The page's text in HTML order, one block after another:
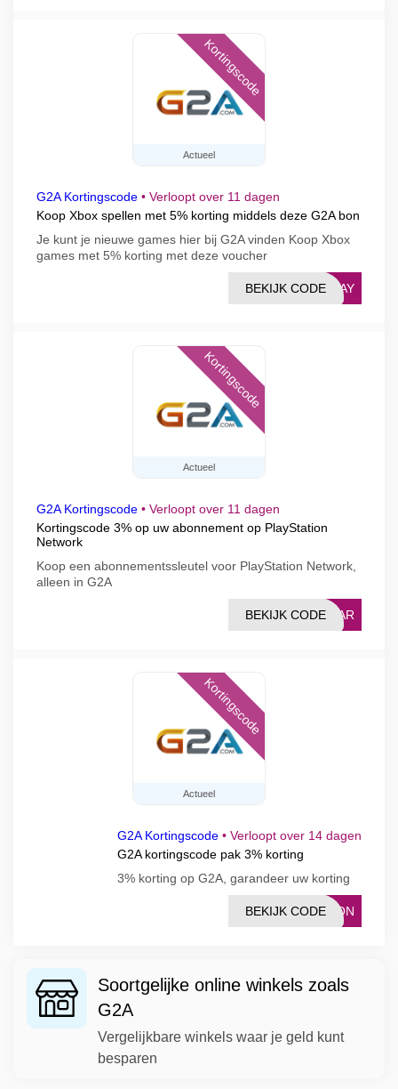
Actueel
Kortingscode
G2A Kortingscode • Verloopt over 11 dagen
Koop Xbox spellen met 5% korting middels deze G2A bon
Je kunt je nieuwe games hier bij G2A vinden Koop Xbox
games met 5% korting met deze voucher
PLAY
BEKIJK CODE
Actueel
Kortingscode
G2A Kortingscode • Verloopt over 11 dagen
Kortingscode 3% op uw abonnement op PlayStation
Network
Koop een abonnementssleutel voor PlayStation Network,
alleen in G2A
LGAR
BEKIJK CODE
Actueel
Kortingscode
G2A Kortingscode • Verloopt over 14 dagen
G2A kortingscode pak 3% korting
3% korting op G2A, garandeer uw korting
YCON
BEKIJK CODE
Soortgelijke online winkels zoals
G2A
Vergelijkbare winkels waar je geld kunt
besparen